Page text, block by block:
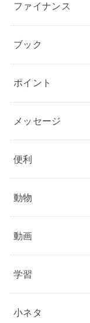
ファイナンス
ブック
ポイント
メッセージ
便利
動物
動画
学習
小ネタ